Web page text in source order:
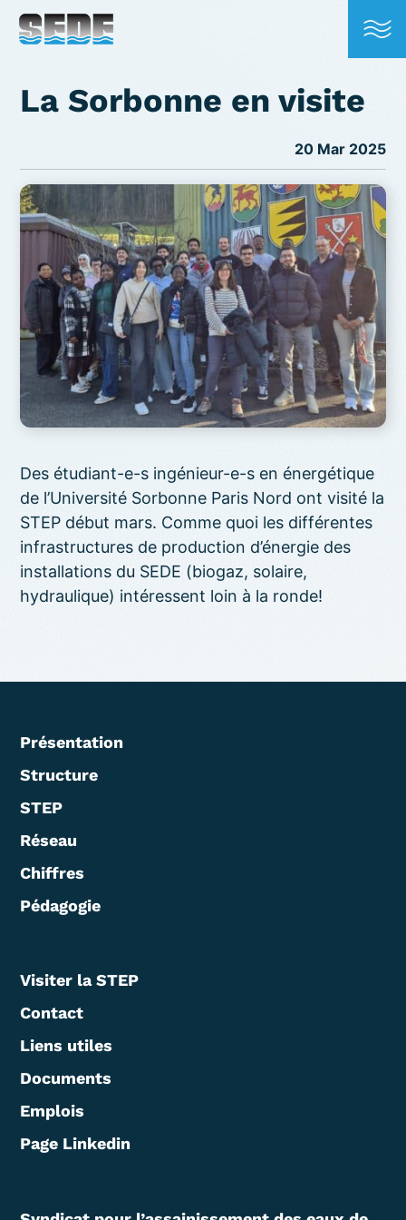
La Sorbonne en visite
20 Mar 2025
Des étudiant-e-s ingénieur-e-s en énergétique
de l’Université Sorbonne Paris Nord ont visité la
STEP début mars. Comme quoi les différentes
infrastructures de production d’énergie des
installations du SEDE (biogaz, solaire,
hydraulique) intéressent loin à la ronde!
Présentation
Structure
STEP
Réseau
Chiffres
Pédagogie
Visiter la STEP
Contact
Liens utiles
Documents
Emplois
Page Linkedin